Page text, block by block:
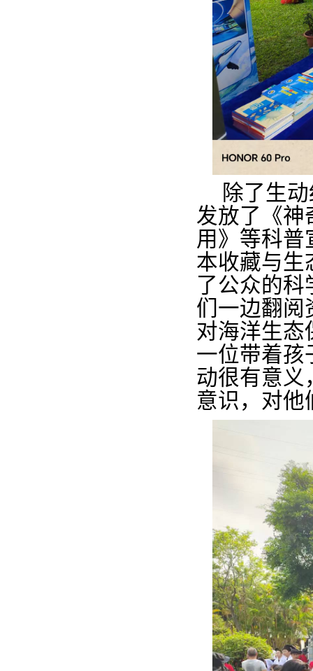
除了生
发放了《神
用》等科普
本收藏与生
了公众的科
们一边翻阅
对海洋生态
一位带着孩
动很有意义
意识，对他